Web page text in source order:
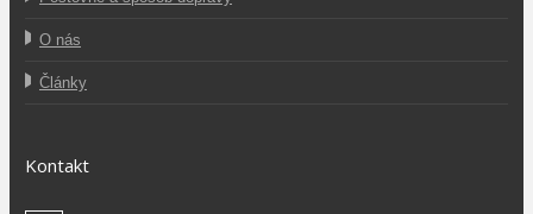
O nás
Články
Kontakt